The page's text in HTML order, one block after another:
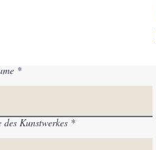
des Kunstwerkes